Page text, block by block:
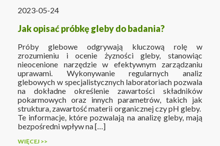
2023-05-24
Jak opisać próbkę gleby do badania?
Próby glebowe odgrywają kluczową rolę w
zrozumieniu i ocenie żyzności gleby, stanowiąc
nieocenione narzędzie w efektywnym zarządzaniu
uprawami. Wykonywanie regularnych analiz
glebowych w specjalistycznych laboratoriach pozwala
na dokładne określenie zawartości składników
pokarmowych oraz innych parametrów, takich jak
struktura, zawartość materii organicznej czy pH gleby.
Te informacje, które pozwalają na analizę gleby, mają
bezpośredni wpływ na […]
WIĘCEJ >>